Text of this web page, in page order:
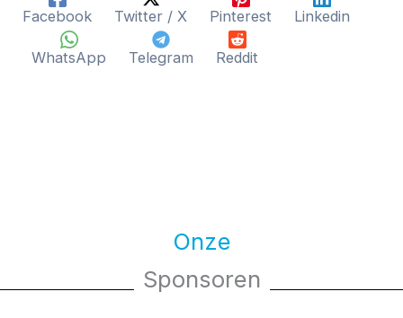
Facebook Twitter / X Pinterest Linkedin
WhatsApp Telegram Reddit
Onze
Sponsoren